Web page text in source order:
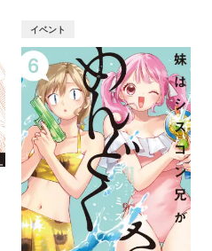
イベント